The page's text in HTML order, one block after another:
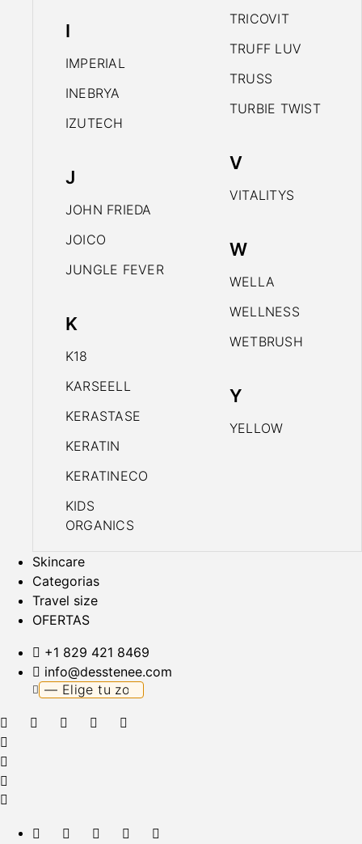
I
IMPERIAL
INEBRYA
IZUTECH
J
JOHN FRIEDA
JOICO
JUNGLE FEVER
K
K18
KARSEELL
KERASTASE
KERATIN
KERATINECO
KIDS
ORGANICS
TRICOVIT
TRUFF LUV
TRUSS
TURBIE TWIST
V
VITALITYS
W
WELLA
WELLNESS
WETBRUSH
Y
YELLOW
Skincare
Categorias
Travel size
OFERTAS
+1 829 421 8469
info@desstenee.com